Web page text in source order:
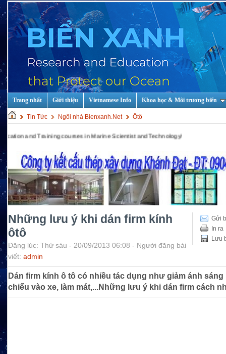
Trang nhất Giới thiệu Vietnamese Info Khoa học & Môi trương biển
Tin Tức Ngôi nhà Bienxanh.Net Ôtô
Training courses in Marine Scientist and Technology!
Gửi
In ra
Lưu
Những lưu ý khi dán firm kính
ôtô
Đăng lúc: Thứ sáu - 20/09/2013 06:08 - Người đăng bài
viết: admin
Dán firm kính ô tô có nhiều tác dụng như giảm ánh sáng
chiếu vào xe, làm mát,...Những lưu ý khi dán firm cách